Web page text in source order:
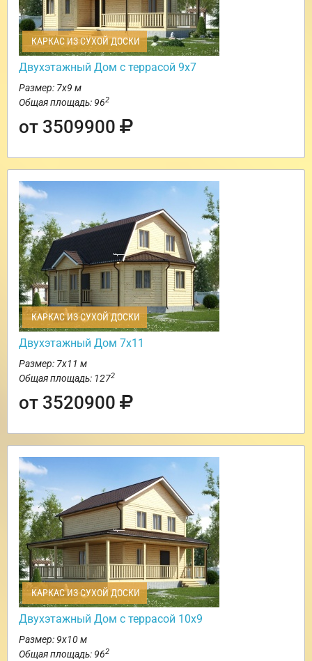
КАРКАС ИЗ СУХОЙ ДОСКИ
Двухэтажный Дом с террасой 9х7
Размер: 7х9 м
Общая площадь: 962
от 3509900
КАРКАС ИЗ СУХОЙ ДОСКИ
Двухэтажный Дом 7х11
Размер: 7х11 м
Общая площадь: 1272
от 3520900
КАРКАС ИЗ СУХОЙ ДОСКИ
Двухэтажный Дом с террасой 10х9
Размер: 9х10 м
Общая площадь: 962